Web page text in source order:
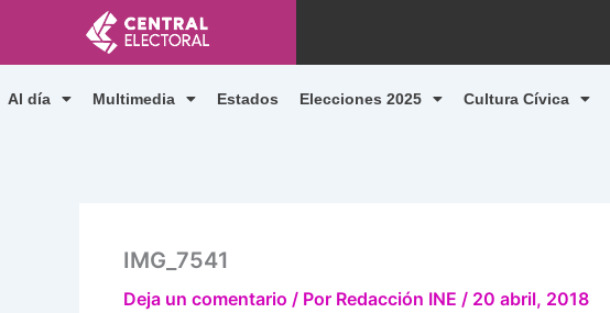
contenido
Al día Multimedia Estados Elecciones 2025 Cultura Cívica
IMG_7541
Deja un comentario / Por Redacción INE / 20 abril, 2018